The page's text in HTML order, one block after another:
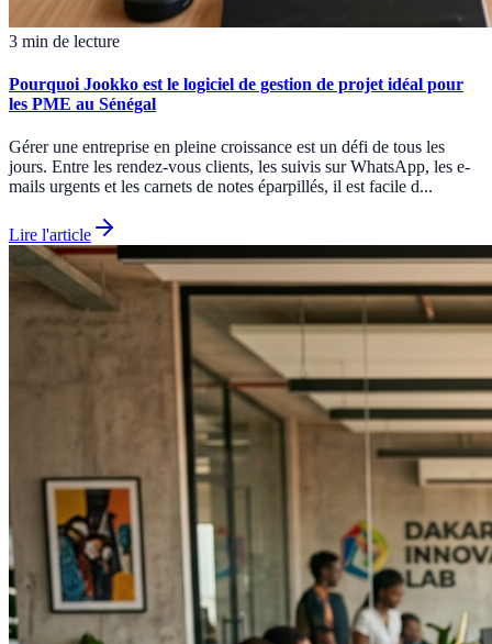
3 min de lecture
Pourquoi Jookko est le logiciel de gestion de projet idéal pour
les PME au Sénégal
Gérer une entreprise en pleine croissance est un défi de tous les
jours. Entre les rendez-vous clients, les suivis sur WhatsApp, les e-
mails urgents et les carnets de notes éparpillés, il est facile d...
Lire l'article